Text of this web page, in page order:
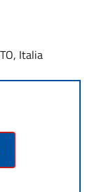
Italia